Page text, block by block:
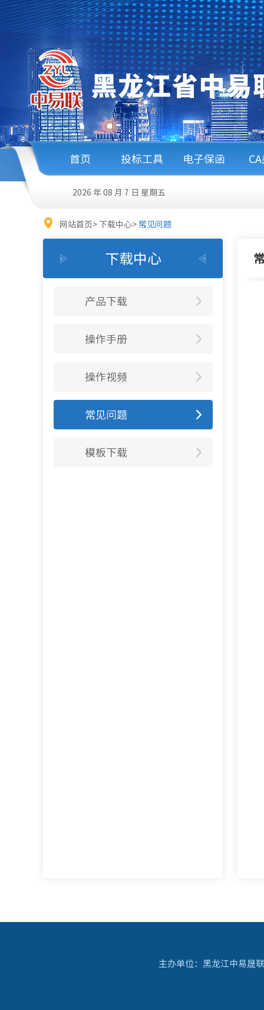
首页 投标工具 电子保函
2026 年 08 月 7 日 星期五
网站首页>下载中心> 常见问题
下载中心
产品下载
操作手册
操作视频
常见问题
模板下载
主办单位：黑龙江中易晟